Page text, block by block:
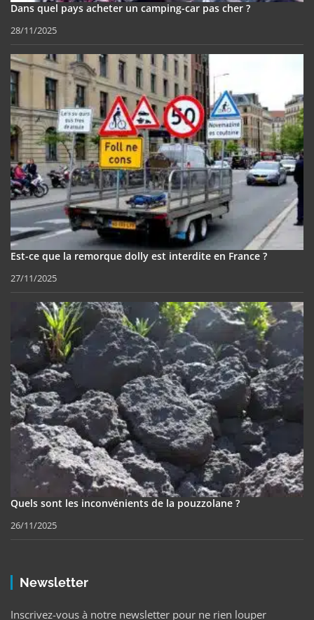
Dans quel pays acheter un camping-car pas cher ?
28/11/2025
Est-ce que la remorque dolly est interdite en France ?
27/11/2025
Quels sont les inconvénients de la pouzzolane ?
26/11/2025
Newsletter
Inscrivez-vous à notre newsletter pour ne rien louper